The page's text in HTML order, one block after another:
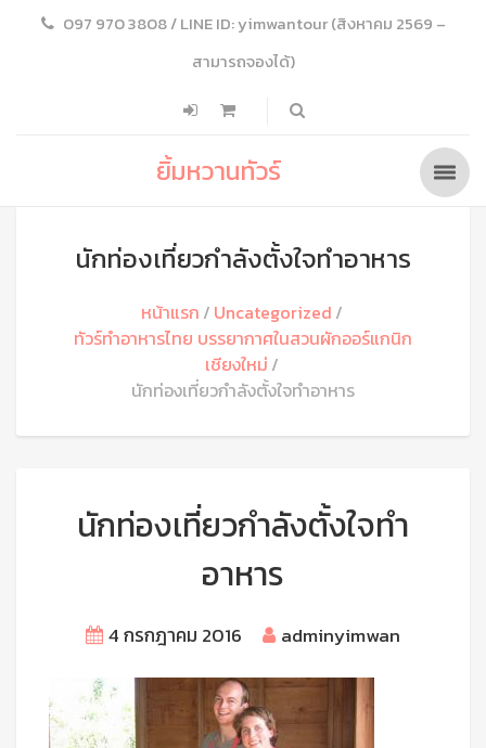
097 970 3808 / LINE ID: yimwantour (สิงหาคม 2569 –
สามารถจองได้)
ยิ้มหวานทัวร์
นักท่องเที่ยวกำลังตั้งใจทำอาหาร
หน้าแรก
Uncategorized
ทัวร์ทำอาหารไทย บรรยากาศในสวนผักออร์แกนิก
เชียงใหม่
นักท่องเที่ยวกำลังตั้งใจทำอาหาร
นักท่องเที่ยวกำลังตั้งใจทำ
อาหาร
4 กรกฎาคม 2016 adminyimwan